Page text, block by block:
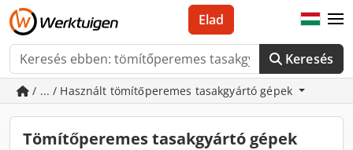
Keresés
Elad
/ ... / Használt tömítőperemes tasakgyártó gépek
Tömítőperemes tasakgyártó gépek